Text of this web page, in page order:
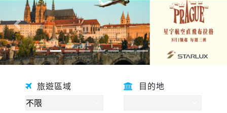
精彩越南
熱門韓國
超夯日本
往前 往後
旅遊區域 目的地